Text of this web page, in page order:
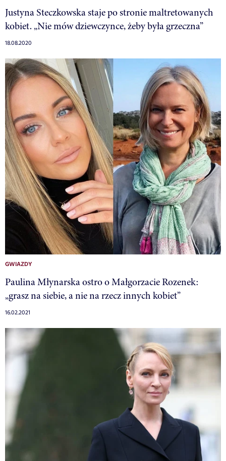
Justyna Steczkowska staje po stronie maltretowanych
kobiet. „Nie mów dziewczynce, żeby była grzeczna”
18.08.2020
GWIAZDY
Paulina Młynarska ostro o Małgorzacie Rozenek:
„grasz na siebie, a nie na rzecz innych kobiet”
16.02.2021